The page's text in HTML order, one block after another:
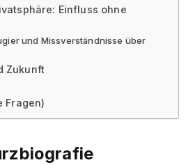
Einfluss ohne
und Missverständnisse über
Zukunft
Fragen)